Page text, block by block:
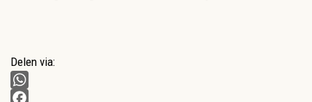
Delen via:
WhatsApp